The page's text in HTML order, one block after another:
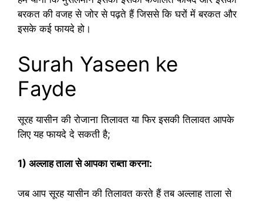
बरकत की वजह से जोर से पढ़ते हैं जिससे कि घरों में बरकत और
इसके कई फायदे हो।
Surah Yaseen ke
Fayde
सूरह यासीन की रोजाना तिलावत या फिर इसकी तिलावत आपके
लिए यह फायदे दे सकती है;
1) अल्लाह ताला से आपका राब्ता करना:
जब आप सूरह यासीन की तिलावत करते हैं तब अल्लाह ताला से